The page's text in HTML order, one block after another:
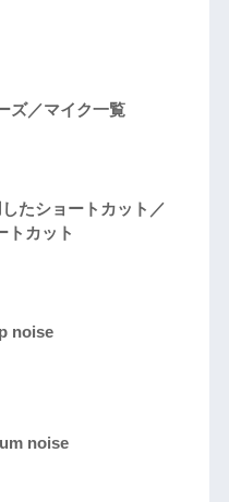
ズ／マイク一覧
たショートカット／
トカット
noise
noise